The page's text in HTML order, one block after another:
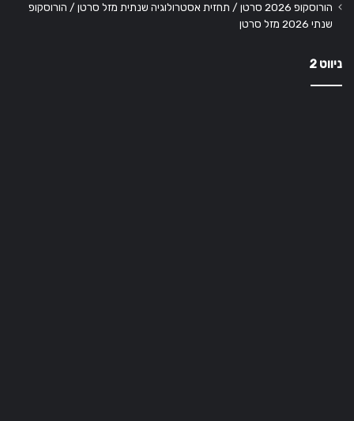
הורוסקופ 2026 סרטן / תחזית אסטרולוגיה שנתית מזל סרטן / הורוסקופ
שנתי 2026 מזל סרטן
ניווט 2